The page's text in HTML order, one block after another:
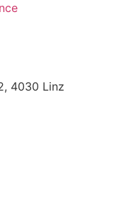
4030 Linz